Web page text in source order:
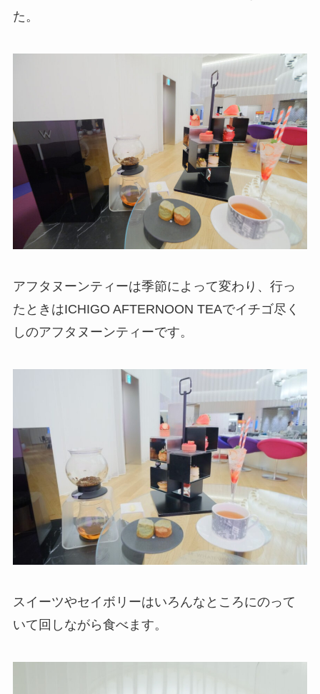
た。
アフタヌーンティーは季節によって変わり、行っ
たときはICHIGO AFTERNOON TEAでイチゴ尽く
しのアフタヌーンティーです。
スイーツやセイボリーはいろんなところにのって
いて回しながら食べます。